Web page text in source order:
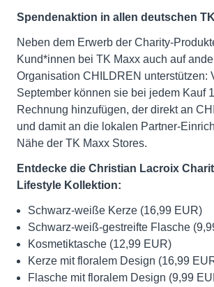
Spendenaktion in allen deutschen
Neben dem Erwerb der Charity-
Kund*innen bei TK Maxx auch auf
Organisation CHILDREN unterstützen:
September können sie bei jedem Kauf
Rechnung hinzufügen, der direkt an
und damit an die lokalen Partner-
Nähe der TK Maxx Stores.
Entdecke die Christian Lacroix
Lifestyle Kollektion:
Schwarz-weiße Kerze (16,99 EUR)
Schwarz-weiß-gestreifte Flasche
Kosmetiktasche (12,99 EUR)
Kerze mit floralem Design (16,99
Flasche mit floralem Design (9,99